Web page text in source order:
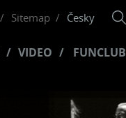
Sitemap Česky
VIDEO FUNCLUB